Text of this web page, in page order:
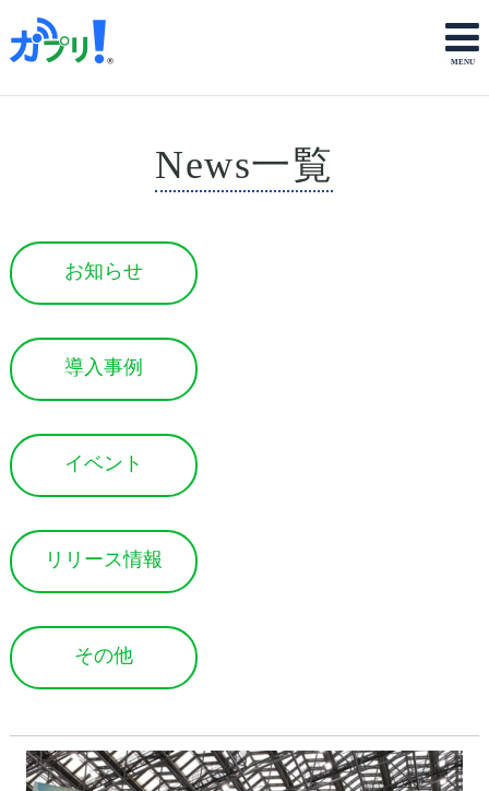
News一覧
お知らせ
導入事例
イベント
リリース情報
その他